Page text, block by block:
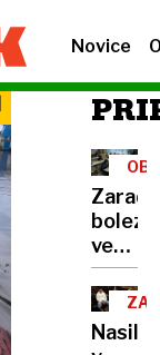
Novice
Zaradi
bolezni
več
od
pouka,
bodo